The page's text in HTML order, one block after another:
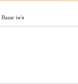
Ваше ім'я